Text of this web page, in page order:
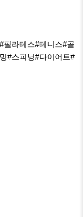
필라테스#테니스#골
#스피닝#다이어트#